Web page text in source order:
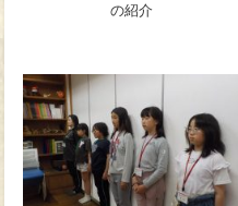
の紹介